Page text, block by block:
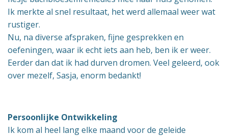
Ik merkte al snel resultaat, het werd allemaal weer wat
rustiger.
Nu, na diverse afspraken, fijne gesprekken en
oefeningen, waar ik echt iets aan heb, ben ik er weer.
Eerder dan dat ik had durven dromen. Veel geleerd, ook
over mezelf, Sasja, enorm bedankt!
Persoonlijke Ontwikkeling
Ik kom al heel lang elke maand voor de geleide